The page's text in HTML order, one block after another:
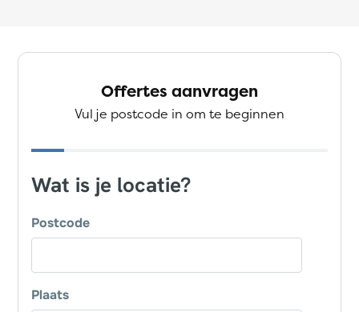
Offertes aanvragen
Vul je postcode in om te beginnen